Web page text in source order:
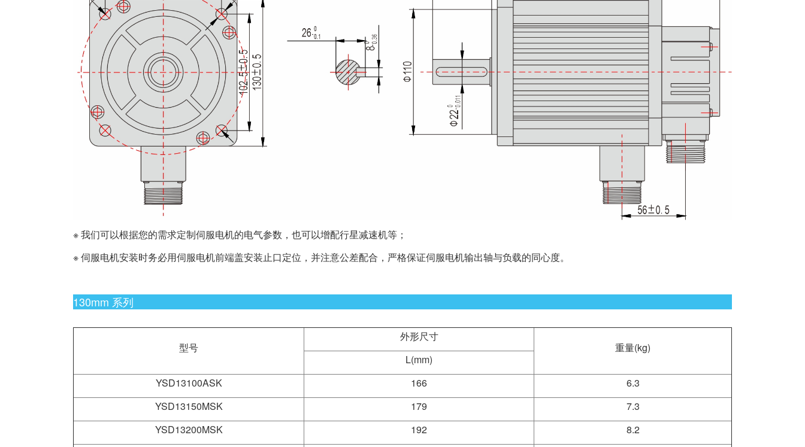
※ 我们可以根据您的需求定制伺服电机的电气参数，也可以增配行星减速机等；
※ 伺服电机安装时务必用伺服电机前端盖安装止口定位，并注意公差配合，严格保证伺服电机输出轴与负载的同心度。
130mm 系列
型号
外形尺寸
重量(kg)
L(mm)
YSD13100ASK
166
6.3
YSD13150MSK
179
7.3
YSD13200MSK
192
8.2